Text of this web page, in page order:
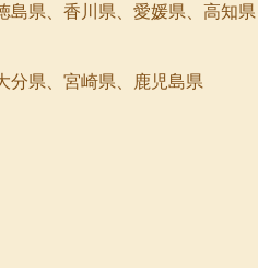
島県、香川県、愛媛県、高知県
分県、宮崎県、鹿児島県